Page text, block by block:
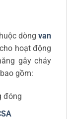
dòng van
hoạt động
gây cháy
gồm:
đóng